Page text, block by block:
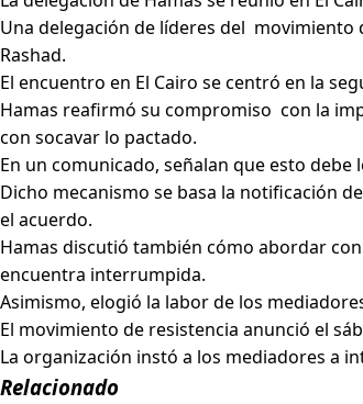
Una delegación de líderes del movimiento
Rashad.
El encuentro en El Cairo se centró en la
Hamas reafirmó su compromiso con la
con socavar lo pactado.
En un comunicado, señalan que esto
Dicho mecanismo se basa la notificación
el acuerdo.
Hamas discutió también cómo abordar
encuentra interrumpida.
Asimismo, elogió la labor de los
El movimiento de resistencia anunció el
La organización instó a los mediadores a
Relacionado